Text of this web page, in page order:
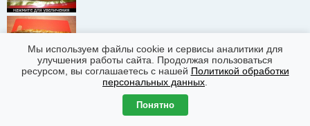
Мы используем файлы cookie и сервисы аналитики для
улучшения работы сайта. Продолжая пользоваться
ресурсом, вы соглашаетесь с нашей Политикой обработки
персональных данных
Понятно